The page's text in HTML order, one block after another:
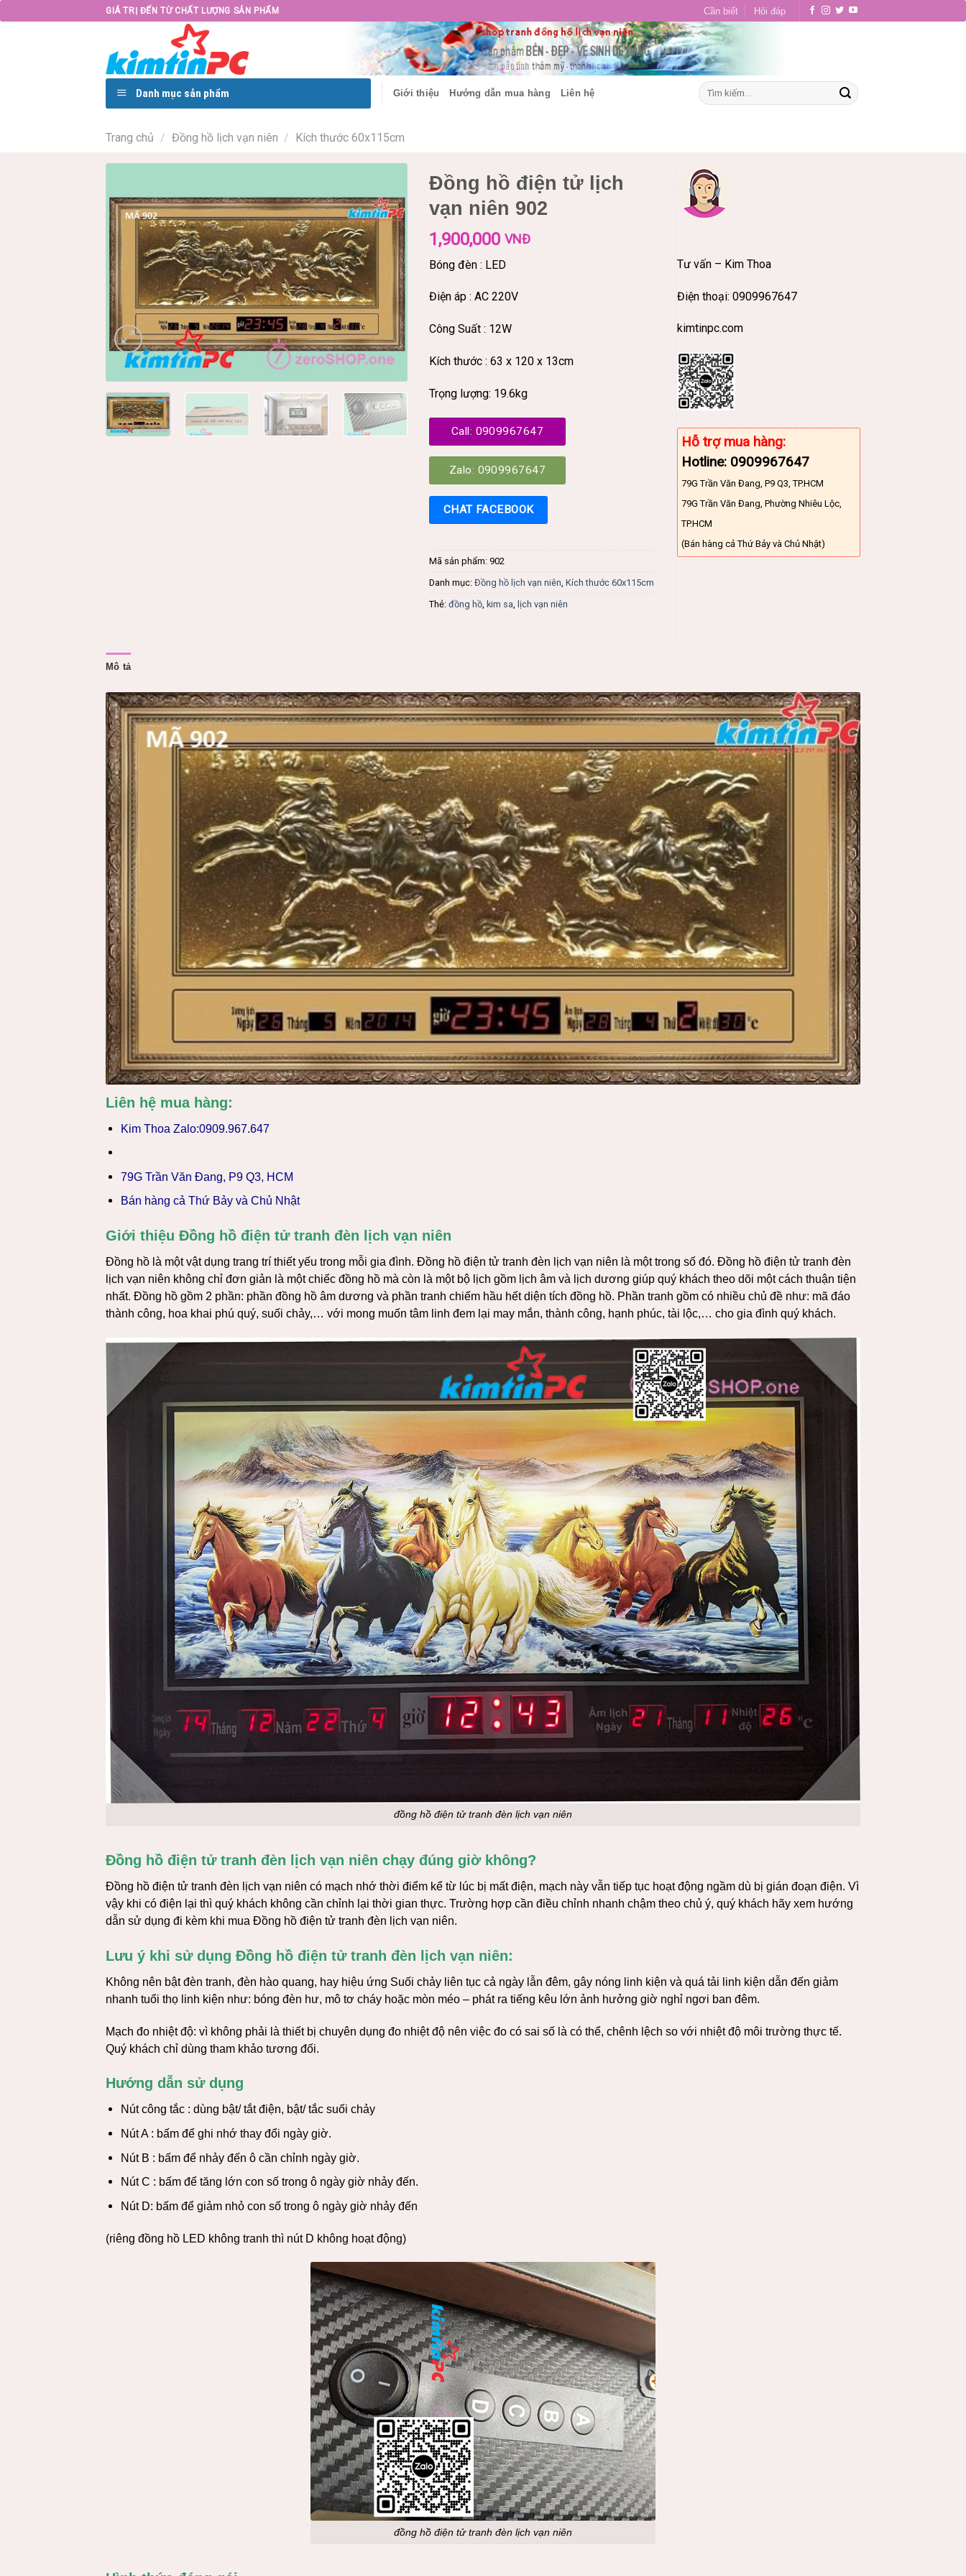
to
GIÁ TRỊ ĐẾN TỪ CHẤT LƯỢNG SẢN PHẨM Cần biết Hỏi đáp
Danh mục sản phẩm Giới thiệu Hướng dẫn mua hàng Liên hệ
Trang chủ / Đồng hồ lịch vạn niên / Kích thước 60x115cm
Đồng hồ điện tử lịch
vạn niên 902
1,900,000 VNĐ
Bóng đèn : LED
Điện áp : AC 220V
Công Suất : 12W
Kích thước : 63 x 120 x 13cm
Trọng lượng: 19.6kg
Call: 0909967647
Zalo: 0909967647
CHAT FACEBOOK
Mã sản phẩm: 902
Danh mục: Đồng hồ lịch vạn niên Kích thước 60x115cm
Thẻ: đồng hồ kim sa lịch vạn niên
Tư vấn – Kim Thoa
Điện thoại: 0909967647
kimtinpc.com
Hỗ trợ mua hàng:
Hotline: 0909967647
79G Trần Văn Đang, P9 Q3, TP.HCM
79G Trần Văn Đang, Phường Nhiêu Lộc,
TP.HCM
(Bán hàng cả Thứ Bảy và Chủ Nhật)
Mô tả
Liên hệ mua hàng:
Kim Thoa Zalo:0909.967.647
79G Trần Văn Đang, P9 Q3, HCM
Bán hàng cả Thứ Bảy và Chủ Nhật
Giới thiệu Đồng hồ điện tử tranh đèn lịch vạn niên
Đồng hồ là một vật dụng trang trí thiết yếu trong mỗi gia đình. Đồng hồ điện tử tranh đèn lịch vạn niên là một trong số đó. Đồng hồ điện tử tranh đèn
lịch vạn niên không chỉ đơn giản là một chiếc đồng hồ mà còn là một bộ lịch gồm lịch âm và lịch dương giúp quý khách theo dõi một cách thuận tiện
nhất. Đồng hồ gồm 2 phần: phần đồng hồ âm dương và phần tranh chiếm hầu hết diện tích đồng hồ. Phần tranh gồm có nhiều chủ đề như: mã đáo
thành công, hoa khai phú quý, suối chảy,… với mong muốn tâm linh đem lại may mắn, thành công, hạnh phúc, tài lộc,… cho gia đình quý khách.
đồng hồ điện tử tranh đèn lịch vạn niên
Đồng hồ điện tử tranh đèn lịch vạn niên chạy đúng giờ không?
Đồng hồ điện tử tranh đèn lịch vạn niên có mạch nhớ thời điểm kể từ lúc bị mất điện, mạch này vẫn tiếp tục hoạt động ngầm dù bị gián đoạn điện. Vì
vậy khi có điện lại thì quý khách không cần chỉnh lại thời gian thực. Trường hợp cần điều chỉnh nhanh chậm theo chủ ý, quý khách hãy xem hướng
dẫn sử dụng đi kèm khi mua Đồng hồ điện tử tranh đèn lịch vạn niên.
Lưu ý khi sử dụng Đồng hồ điện tử tranh đèn lịch vạn niên:
Không nên bật đèn tranh, đèn hào quang, hay hiệu ứng Suối chảy liên tục cả ngày lẫn đêm, gây nóng linh kiện và quá tải linh kiện dẫn đến giảm
nhanh tuổi thọ linh kiện như: bóng đèn hư, mô tơ cháy hoặc mòn méo – phát ra tiếng kêu lớn ảnh hưởng giờ nghỉ ngơi ban đêm.
Mạch đo nhiệt độ: vì không phải là thiết bị chuyên dụng đo nhiệt độ nên việc đo có sai số là có thể, chênh lệch so với nhiệt độ môi trường thực tế.
Quý khách chỉ dùng tham khảo tương đối.
Hướng dẫn sử dụng
Nút công tắc : dùng bật/ tắt điện, bật/ tắc suối chảy
Nút A : bấm để ghi nhớ thay đổi ngày giờ.
Nút B : bấm để nhảy đến ô cần chỉnh ngày giờ.
Nút C : bấm để tăng lớn con số trong ô ngày giờ nhảy đến.
Nút D: bấm để giảm nhỏ con số trong ô ngày giờ nhảy đến
(riêng đồng hồ LED không tranh thì nút D không hoạt động)
đồng hồ điện tử tranh đèn lịch vạn niên